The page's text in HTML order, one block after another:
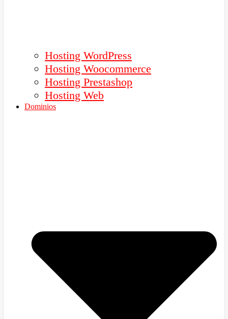
Hosting WordPress
Hosting Woocommerce
Hosting Prestashop
Hosting Web
Dominios